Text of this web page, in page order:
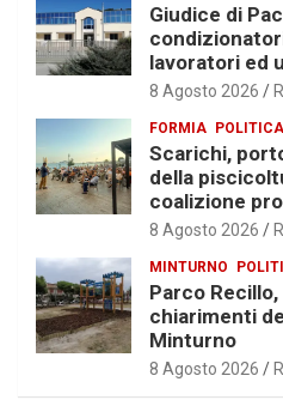
Giudice di
lavoratori ed
8 Agosto 2026
FORMIA POLITICA
Scarichi,
della
coalizione
8 Agosto 2026
MINTURNO
Parco
chiarimenti
Minturno
8 Agosto 2026